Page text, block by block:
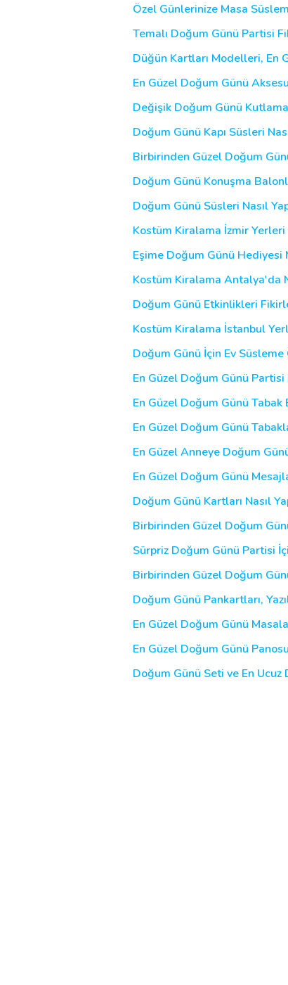
Özel Günlerinize Masa
Temalı Doğum Günü Partisi
Düğün Kartları Modelleri, En
En Güzel Doğum Günü
Değişik Doğum Günü
Doğum Günü Kapı Süsleri
Birbirinden Güzel Doğum
Doğum Günü Konuşma
Doğum Günü Süsleri Nasıl
Kostüm Kiralama İzmir
Eşime Doğum Günü
Kostüm Kiralama Antalya'da
Doğum Günü Etkinlikleri
Kostüm Kiralama İstanbul
Doğum Günü İçin Ev Süsleme
En Güzel Doğum Günü
En Güzel Doğum Günü
En Güzel Doğum Günü
En Güzel Anneye Doğum
En Güzel Doğum Günü
Doğum Günü Kartları Nasıl
Birbirinden Güzel Doğum
Sürpriz Doğum Günü Partisi
Birbirinden Güzel Doğum
Doğum Günü Pankartları,
En Güzel Doğum Günü
En Güzel Doğum Günü
Doğum Günü Seti ve En